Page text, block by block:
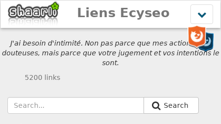
le
menu
Liens Ecyseo
J'ai besoin d'intimité. Non pas parce que mes actions sont
douteuses, mais parce que votre jugement et vos intentions le
sont.
5200 links
Search